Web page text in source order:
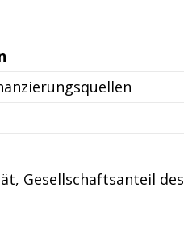
Gesellschaftsanteil des